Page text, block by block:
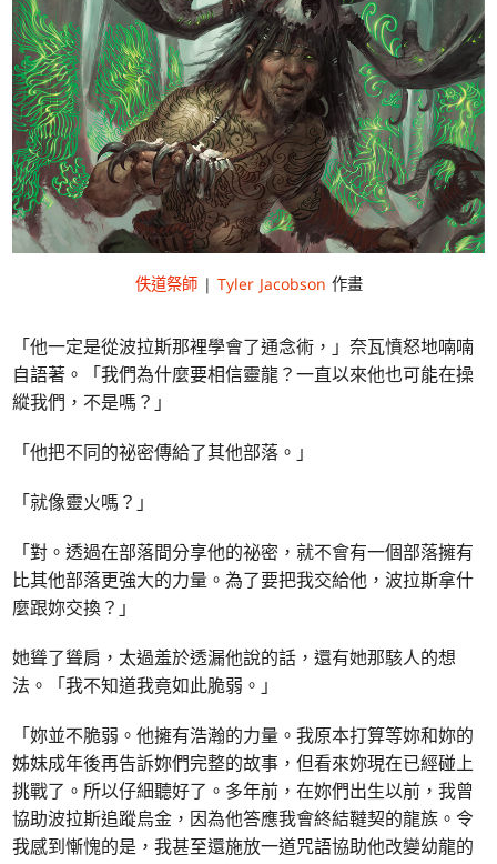
佚道祭師| Tyler Jacobson 作畫
「他一定是從波拉斯那裡學會了通念術，」奈瓦憤怒地喃喃
自語著。「我們為什麼要相信靈龍？一直以來他也可能在操
縱我們，不是嗎？」
「他把不同的祕密傳給了其他部落。」
「就像靈火嗎？」
「對。透過在部落間分享他的祕密，就不會有一個部落擁有
比其他部落更強大的力量。為了要把我交給他，波拉斯拿什
麼跟妳交換？」
她聳了聳肩，太過羞於透漏他說的話，還有她那駭人的想
法。「我不知道我竟如此脆弱。」
「妳並不脆弱。他擁有浩瀚的力量。我原本打算等妳和妳的
姊妹成年後再告訴妳們完整的故事，但看來妳現在已經碰上
挑戰了。所以仔細聽好了。多年前，在妳們出生以前，我曾
協助波拉斯追蹤烏金，因為他答應我會終結韃契的龍族。令
我感到慚愧的是，我甚至還施放一道咒語協助他改變幼龍的